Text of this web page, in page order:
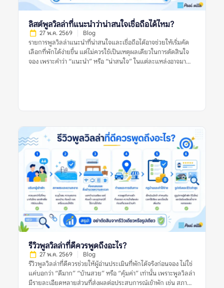
ลิสต์พูลวิลล่าที่แนะนำว่าน่าสนใจเชื่อถือได้ไหม?
27 พ.ค. 2569 Blog
รายการพูลวิลล่าแนะนำที่น่าสนใจและเชื่อถือได้อาจช่วยให้เริ่มคัด
เลือกที่พักได้ง่ายขึ้น แต่ไม่ควรใช้เป็นเหตุผลเดียวในการตัดสินใจ
จอง เพราะคำว่า “แนะนำ” หรือ “น่าสนใจ” ในแต่ละแหล่งอาจมา
จากผู้เข้าพัก ข้อร้องเรียนซ้ำ กฎบ้าน ค่าใช้จ่ายเพิ่มเติม และข้อมูล
หรือรูปเดียว เพราะพูลวิลล่าที่เหมาะกับคนหนึ่งอาจไม่เหมาะกับอีก
กลุ่มหนึ่งเสมอไป รายการพูลวิลล่าแนะนำที่น่าสนใจและเชื่อถือได้
หมายถึงอะไร? รายการพูลวิลล่าแนะนำที่น่าสนใจและเชื่อถือได้
หมายถึงรายชื่อที่พักพูลวิลล่าที่ถูกนำเสนอว่าเหมาะแก่การพิจารณา
โดยอาจคัดจากทำเล ราคา ความนิยม รูปภาพ รีวิว สิ่งอำนวยความ
สะดวก หรือความเหมาะสมกับกลุ่มผู้เข้าพักบางประเภท อย่างไร
ก็ตาม คำว่า “แนะนำ” ไม่ได้แปลว่าที่พักนั้นเหมาะกับทุกคน และไม่
ได้รับประกันว่าประสบการณ์เข้าพักจะตรงกับความคาดหวังเสมอไป
เพราะผู้จองแต่ละกลุ่มมีเงื่อนไขต่างกัน เช่น จำนวนคน งบประมาณ
ความต้องการใช้สระ ความต้องการทำอาหาร ความเงียบสงบ หรือ
ความสะดวกในการเดินทาง ลิสต์แนะนำที่มีคุณภาพควรช่วยให้ผู้
อ่านเห็นเกณฑ์การพิจารณา ไม่ใช่แค่บอกว่าที่พักใด “ดีที่สุด” โดย
ไม่มีเหตุผลประกอบ ยิ่งลิสต์อธิบายเกณฑ์ชัดเจน เช่น เหมาะกับ
ครอบครัว […]
รีวิวพูลวิลล่าที่ดีควรพูดถึงอะไร?
27 พ.ค. 2569 Blog
รีวิวพูลวิลล่าที่ดีควรช่วยให้ผู้อ่านประเมินที่พักได้จริงก่อนจอง ไม่ใช่
แค่บอกว่า “ดีมาก” “บ้านสวย” หรือ “คุ้มค่า” เท่านั้น เพราะพูลวิลล่า
มีรายละเอียดหลายส่วนที่ส่งผลต่อประสบการณ์เข้าพัก เช่น สภาพ